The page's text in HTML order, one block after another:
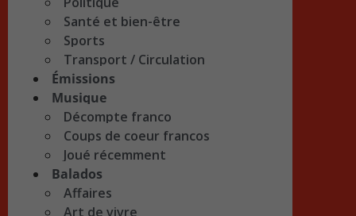
Santé et bien-être
Sports
Transport / Circulation
Émissions
Musique
Décompte franco
Coups de coeur francos
Joué récemment
Balados
Affaires
Art de vivre